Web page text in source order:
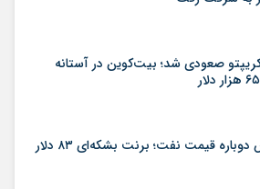
کریپتو صعودی شد؛ بیت‌کوین در آستانه
جهش دوباره قیمت نفت؛ برنت بشکه‌ای ۸۳ دلار